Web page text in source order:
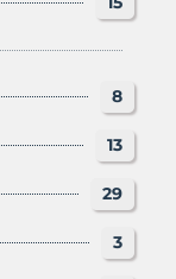
8
13
29
3